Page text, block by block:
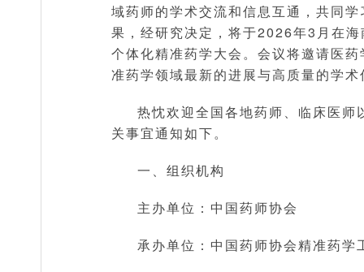
域药师的学术交流和信息互通，共同
果，经研究决定，将于2026年3月在
个体化精准药学大会。会议将邀请医
准药学领域最新的进展与高质量的学
热忱欢迎全国各地药师、临床医
关事宜通知如下。
一、组织机构
主办单位：中国药师协会
承办单位：中国药师协会精准药学